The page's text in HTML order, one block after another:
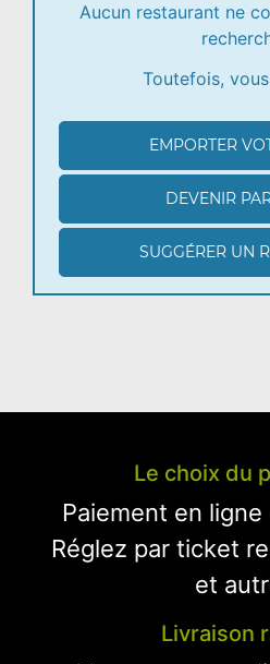
Aucun restaurant ne
Toutefois,
EMPORTER
DEVENIR
SUGGÉRER UN
Le choix du
Paiement en
Réglez par ticket
et
Livraison